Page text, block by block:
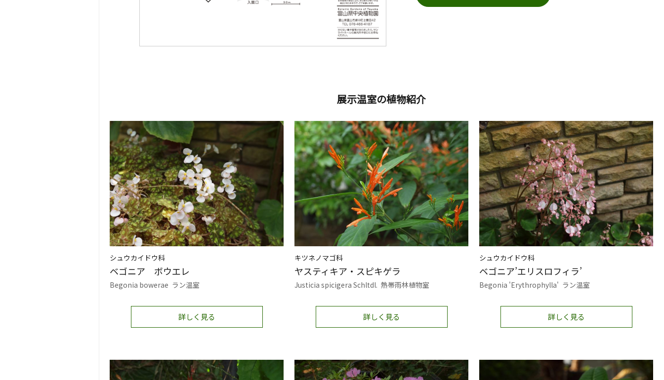
展示温室の植物紹介
シュウカイドウ科
ベゴニア ボウエレ
Begonia bowerae ラン温室
詳しく見る
キツネノマゴ科
ヤスティキア・スピキゲラ
Justicia spicigera Schltdl. 熱帯雨林植物室
詳しく見る
シュウカイドウ科
ベゴニア’エリスロフィラ’
Begonia 'Erythrophylla' ラン温室
詳しく見る